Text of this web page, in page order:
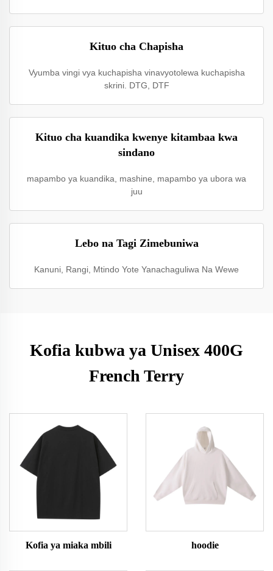
Kituo cha Chapisha
Vyumba vingi vya kuchapisha vinavyotolewa kuchapisha
skrini. DTG, DTF
Kituo cha kuandika kwenye kitambaa kwa
sindano
mapambo ya kuandika, mashine, mapambo ya ubora wa
juu
Lebo na Tagi Zimebuniwa
Kanuni, Rangi, Mtindo Yote Yanachaguliwa Na Wewe
Kofia kubwa ya Unisex 400G
French Terry
Kofia ya miaka mbili hoodie